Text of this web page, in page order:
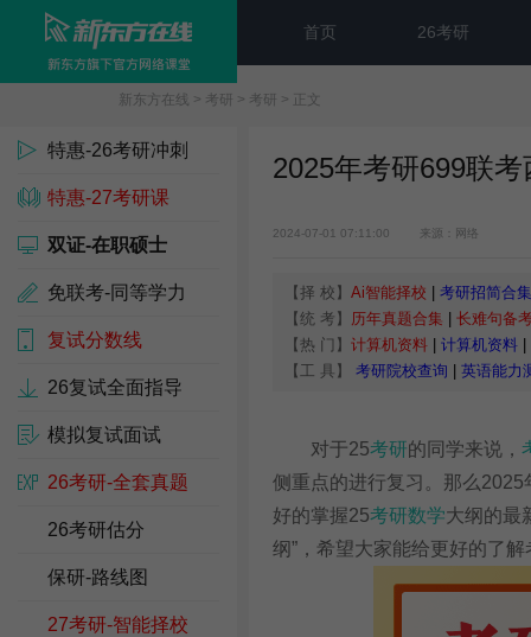
首页 26考研
新东方在线 > 考研 > 考研 > 正文
特惠-26考研冲刺
特惠-27考研课
双证-在职硕士
免联考-同等学力
复试分数线
26复试全面指导
模拟复试面试
26考研-全套真题
26考研估分
保研-路线图
27考研-智能择校
2025年考研699联
2024-07-01 07:11:00 来源：网络
【择 校】 Ai智能择校
考研招简合集
【统 考】 历年真题合集
长难句备
【热 门】 计算机资料 计算机资料
【工 具】
考研院校查询 英语能力
对于25考研的同学来说，
侧重点的进行复习。那么2025
好的掌握25考研数学大纲的最
纲 ”，希望大家能给更好的了